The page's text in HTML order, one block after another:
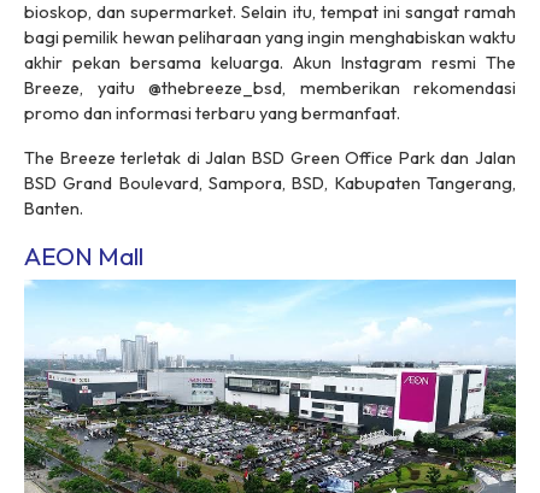
bioskop, dan supermarket. Selain itu, tempat ini sangat ramah
bagi pemilik hewan peliharaan yang ingin menghabiskan waktu
akhir pekan bersama keluarga. Akun Instagram resmi The
Breeze, yaitu @thebreeze_bsd, memberikan rekomendasi
promo dan informasi terbaru yang bermanfaat.
The Breeze terletak di Jalan BSD Green Office Park dan Jalan
BSD Grand Boulevard, Sampora, BSD, Kabupaten Tangerang,
Banten.
AEON Mall